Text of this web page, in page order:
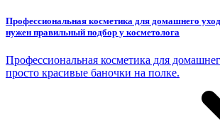
Профессиональная косметика для домашнего
нужен правильный подбор у косметолога
Профессиональная косметика для
просто красивые баночки на полке.